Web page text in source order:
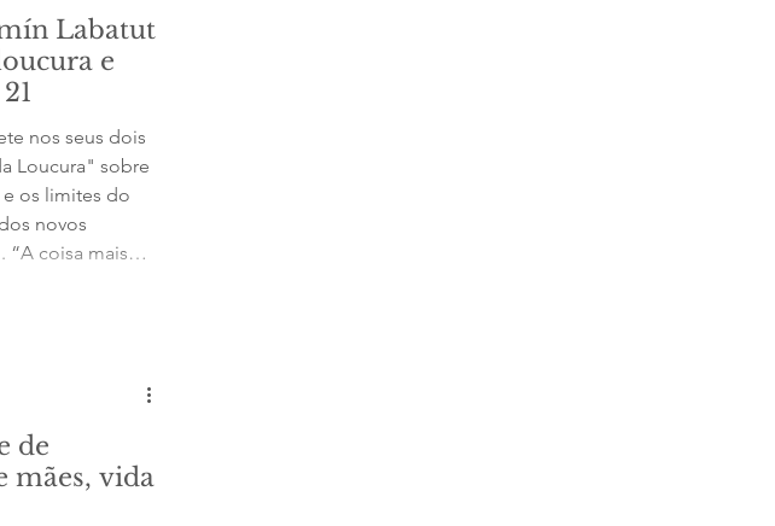
Labatut
e
nos seus dois
Loucura" sobre
os limites do
novos
“A coisa mais
em meio a
muito
uma avançando
de
mães, vida